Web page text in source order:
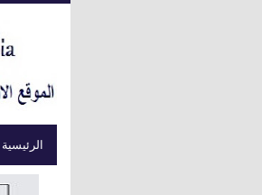
الرئيسية